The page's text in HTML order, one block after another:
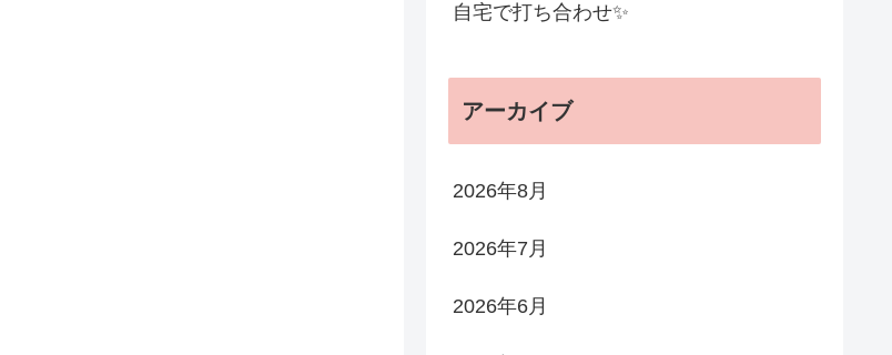
自宅で打ち合わせ✨
アーカイブ
2026年8月
2026年7月
2026年6月